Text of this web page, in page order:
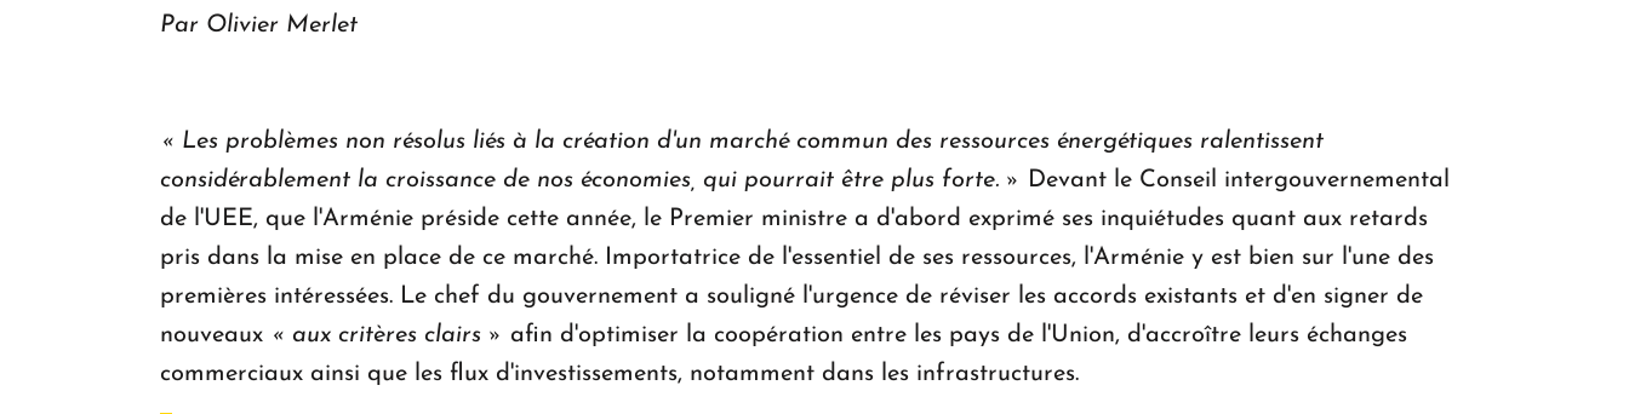
Par Olivier Merlet
« Les problèmes non résolus liés à la création d'un marché commun des ressources énergétiques ralentissent
considérablement la croissance de nos économies, qui pourrait être plus forte. » Devant le Conseil intergouvernemental
de l'UEE, que l'Arménie préside cette année, le Premier ministre a d'abord exprimé ses inquiétudes quant aux retards
pris dans la mise en place de ce marché. Importatrice de l'essentiel de ses ressources, l'Arménie y est bien sur l'une des
premières intéressées. Le chef du gouvernement a souligné l'urgence de réviser les accords existants et d'en signer de
nouveaux « aux critères clairs » afin d'optimiser la coopération entre les pays de l'Union, d'accroître leurs échanges
commerciaux ainsi que les flux d'investissements, notamment dans les infrastructures.